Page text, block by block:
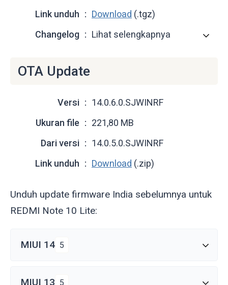
Link unduh
Download (.tgz)
Changelog
Lihat selengkapnya
OTA Update
Versi
14.0.6.0.SJWINRF
Ukuran file
221,80 MB
Dari versi
14.0.5.0.SJWINRF
Link unduh
Download (.zip)
Unduh update firmware India sebelumnya untuk
REDMI Note 10 Lite:
MIUI 14 5
MIUI 13 5